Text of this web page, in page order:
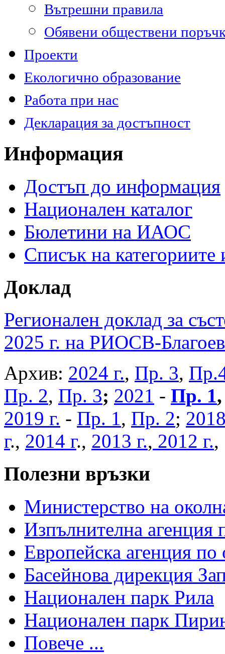
Вътрешни правила
Обявени обществени
Проекти
Екологично образование
Работа при нас
Декларация за достъпност
Информация
Достъп до информация
Национален каталог
Бюлетини на ИАОС
Списък на
Доклад
Регионален доклад за
2025 г. на РИОСВ-
Архив: 2024 г., Пр. 3,
Пр. 2, Пр. 3; 2021 - Пр. 1
2019 г. - Пр. 1, Пр. 2;
г., 2014 г., 2013 г., 2012 г.
Полезни връзки
Министерство на
Изпълнителна агенция
Европейска агенция по
Басейнова дирекция
Национален парк Рила
Национален парк
Повече ...